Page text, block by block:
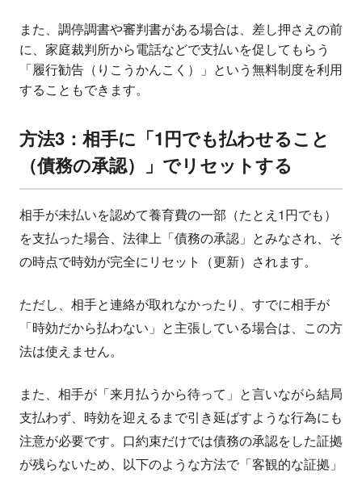
また、調停調書や審判書がある場合は、差し押さえの前
に、家庭裁判所から電話などで支払いを促してもらう
「履行勧告（りこうかんこく）」という無料制度を利用
することもできます。
方法3：相手に「1円でも払わせること
（債務の承認）」でリセットする
相手が未払いを認めて養育費の一部（たとえ1円でも）
を支払った場合、法律上「債務の承認」とみなされ、そ
の時点で時効が完全にリセット（更新）されます。
ただし、相手と連絡が取れなかったり、すでに相手が
「時効だから払わない」と主張している場合は、この方
法は使えません。
また、相手が「来月払うから待って」と言いながら結局
支払わず、時効を迎えるまで引き延ばすような行為にも
注意が必要です。口約束だけでは債務の承認をした証拠
が残らないため、以下のような方法で「客観的な証拠」